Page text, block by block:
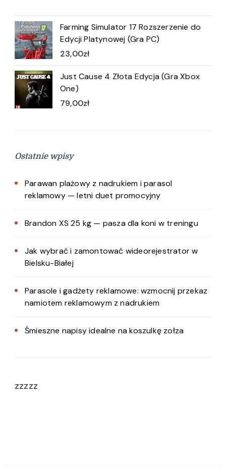
Farming Simulator 17 Rozszerzenie do
Edycji Platynowej (Gra PC)
23,00zł
Just Cause 4 Złota Edycja (Gra Xbox
One)
79,00zł
Ostatnie wpisy
Parawan plażowy z nadrukiem i parasol
reklamowy — letni duet promocyjny
Brandon XS 25 kg — pasza dla koni w treningu
Jak wybrać i zamontować wideorejestrator w
Bielsku-Białej
Parasole i gadżety reklamowe: wzmocnij przekaz
namiotem reklamowym z nadrukiem
Śmieszne napisy idealne na koszulkę zołza
zzzzz